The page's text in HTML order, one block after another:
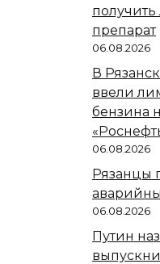
получить
препарат
06.08.2026
В
ввели
бензина
06.08.2026
Рязанцы
06.08.2026
Путин